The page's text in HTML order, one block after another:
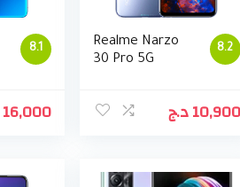
8.1
16,000
8.2
Realme Narzo
30 Pro 5G
10,900د.ج